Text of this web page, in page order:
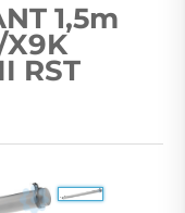
1,5m
X9K
RST